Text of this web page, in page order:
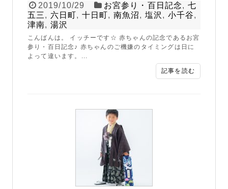
2019/10/29 お宮参り・百日記念, 七
五三, 六日町, 十日町, 南魚沼, 塩沢 , 小千谷,
津南, 湯沢
こんばんは。 イッチーです☆ 赤ちゃんの記念であるお宮
参り・百日記念♪ 赤ちゃんのご機嫌のタイミングは日に
よって違います。...
記事を読む